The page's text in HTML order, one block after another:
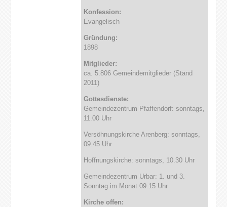
Konfession:
Evangelisch
Gründung:
1898
Mitglieder:
ca. 5.806 Gemeindemitglieder (Stand
2011)
Gottesdienste:
Gemeindezentrum Pfaffendorf: sonntags,
11.00 Uhr
Versöhnungskirche Arenberg: sonntags,
09.45 Uhr
Hoffnungskirche: sonntags, 10.30 Uhr
Gemeindezentrum Urbar: 1. und 3.
Sonntag im Monat 09.15 Uhr
Kirche offen: